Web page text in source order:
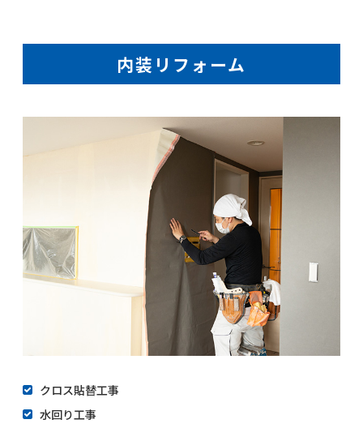
内装リフォーム
クロス貼替工事
水回り工事